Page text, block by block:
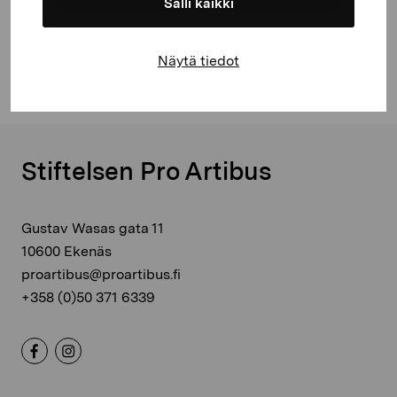
Näytä tiedot
Stiftelsen Pro Artibus
Gustav Wasas gata 11
10600 Ekenäs
proartibus@proartibus.fi
+358 (0)50 371 6339